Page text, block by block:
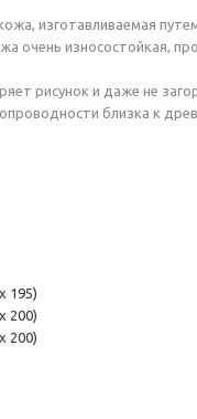
изготавливаемая
очень износостойкая,
рисунок и даже не
близка к
195)
200)
200)